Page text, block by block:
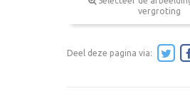
vergroting
Deel deze pagina via: